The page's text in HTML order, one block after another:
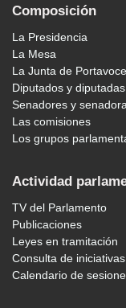
Composición
La Presidencia
La Mesa
La Junta de
Diputados y diputadas
Senadores y
Las comisiones
Los grupos
Actividad
TV del Parlamento
Publicaciones
Leyes en tramitación
Consulta de iniciativas
Calendario de